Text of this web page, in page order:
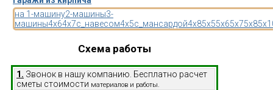
на 1-машину2-машины3-
машины4x64x7с_навесом4x5с_мансардой4x85x55x65x75x8
Схема работы
1. Звонок в нашу компанию. Бесплатно расчет
сметы стоимости материалов и работы.